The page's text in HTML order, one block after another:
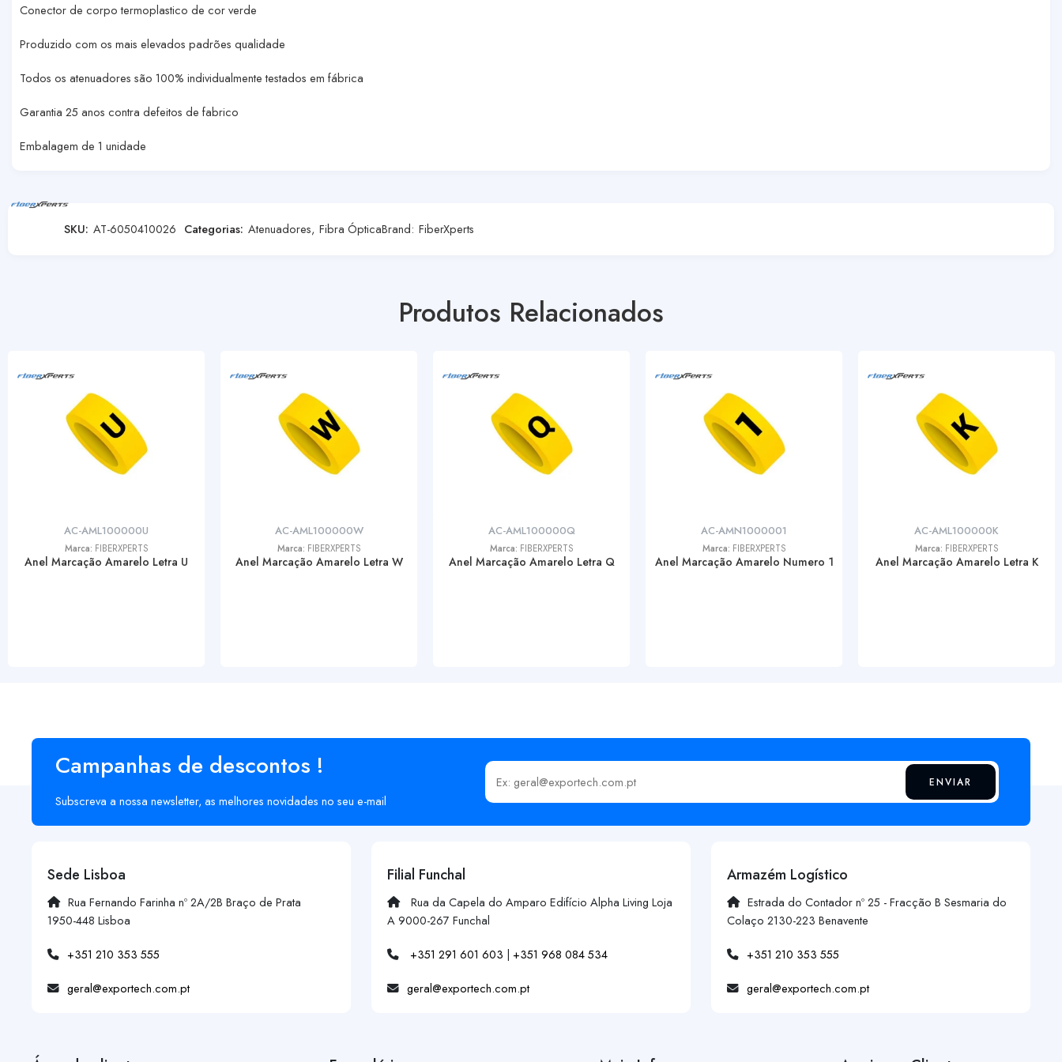
Conector de corpo termoplastico de cor verde
Produzido com os mais elevados padrões qualidade
Todos os atenuadores são 100% individualmente testados em fábrica
Garantia 25 anos contra defeitos de fabrico
Embalagem de 1 unidade
SKU: AT-6050410026 Categorias: Atenuadores, Fibra ÓpticaBrand: FiberXperts
Produtos Relacionados
AC-AML100000U
Marca: FIBERXPERTS
Anel Marcação Amarelo Letra U
AC-AML100000W
Marca: FIBERXPERTS
Anel Marcação Amarelo Letra W
AC-AML100000Q
Marca: FIBERXPERTS
Anel Marcação Amarelo Letra Q
AC-AMN1000001
Marca: FIBERXPERTS
Anel Marcação Amarelo Numero 1
AC-AML100000K
Marca: FIBERXPERTS
Anel Marcação Amarelo Letra K
Campanhas de descontos !
Subscreva a nossa newsletter, as melhores novidades no seu e-mail
Insira o seu email ENVIAR
Sede Lisboa
Rua Fernando Farinha nº 2A/2B Braço de Prata
1950-448 Lisboa
+351 210 353 555
geral@exportech.com.pt
Filial Funchal
Rua da Capela do Amparo Edifício Alpha Living Loja
A 9000-267 Funchal
+351 291 601 603 | +351 968 084 534
geral@exportech.com.pt
Armazém Logístico
Estrada do Contador nº 25 - Fracção B Sesmaria do
Colaço 2130-223 Benavente
+351 210 353 555
geral@exportech.com.pt